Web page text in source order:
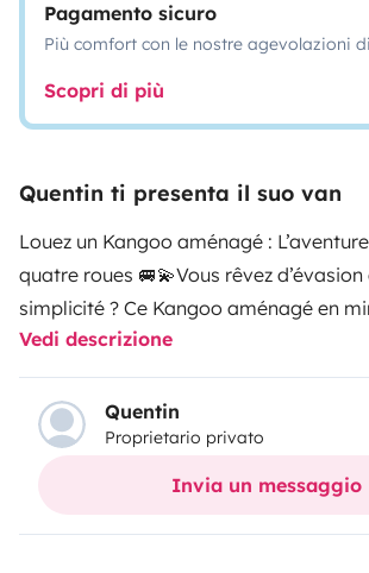
Pagamento sicuro
Più comfort con le nostre agevolazioni
Scopri di più
Quentin ti presenta il suo van
Louez un Kangoo aménagé :
quatre roues 🚐💫Vous rêvez
simplicité ? Ce Kangoo aménagé en
vous emmener pour des escapades
Conçu pour accueillir confortablement
il est idéal pour des escapades en
la découverte de paysages
du van :• Banquette transformable en
(120 x 170 cm), vous offrant un
Vedi descrizione
Quentin
Proprietario privato
Invia un messaggio